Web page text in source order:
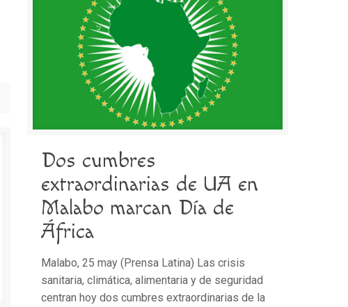
Dos cumbres
extraordinarias de UA en
Malabo marcan Día de
África
Malabo, 25 may (Prensa Latina) Las crisis
sanitaria, climática, alimentaria y de seguridad
centran hoy dos cumbres extraordinarias de la